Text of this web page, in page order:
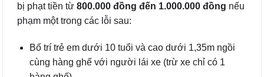
bị phạt tiền từ 800.000 đồng đến 1.000.000 đồng nếu
phạm một trong các lỗi sau:
Bố trí trẻ em dưới 10 tuổi và cao dưới 1,35m ngồi
cùng hàng ghế với người lái xe (trừ xe chỉ có 1